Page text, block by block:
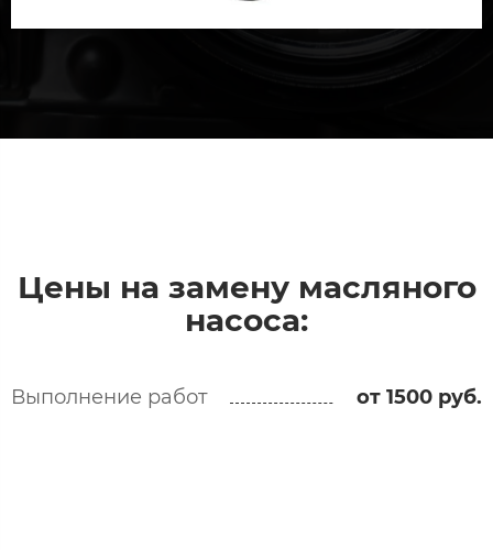
Цены на замену масляного
насоса:
Выполнение работ от 1500 руб.